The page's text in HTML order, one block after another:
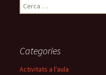
e
:Categories
Activitats a l'aula